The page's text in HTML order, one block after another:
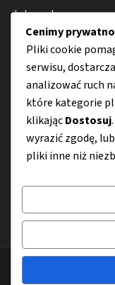
Internet
Porady
Menu
O nas
Kontakt
Polityka prywatności
©
Cenimy
Pliki cookie
serwisu,
analizować ruch
które kategorie
klikającDostosuj
wyrazić zgodę, lub
pliki inne niż